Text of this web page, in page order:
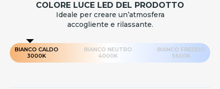
COLORE LUCE LED DEL PRODOTTO
Ideale per creare un’atmosfera
accogliente e rilassante.
BIANCO CALDO
3000K
BIANCO NEUTRO
4000K
BIANCO FREDDO
5500K